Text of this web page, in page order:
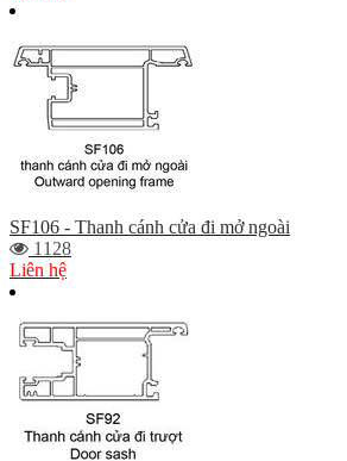
SF106 - Thanh cánh cửa đi mở ngoài
1128
Liên hệ